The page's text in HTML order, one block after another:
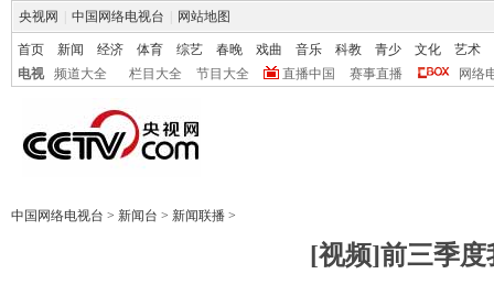
央视网 中国网络电视台 网站地图
首页 新闻 经济 体育 综艺 春晚 戏曲 音乐 科教 青少 文化
艺术
电视
频道大全 栏目大全 节目大全 直播中国 赛事直播 网络
中国网络电视台 > 新闻台 > 新闻联播 >
[视频]前三季度